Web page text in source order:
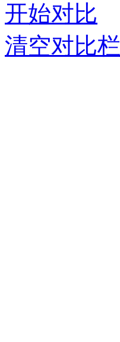
开始对比
清空对比栏